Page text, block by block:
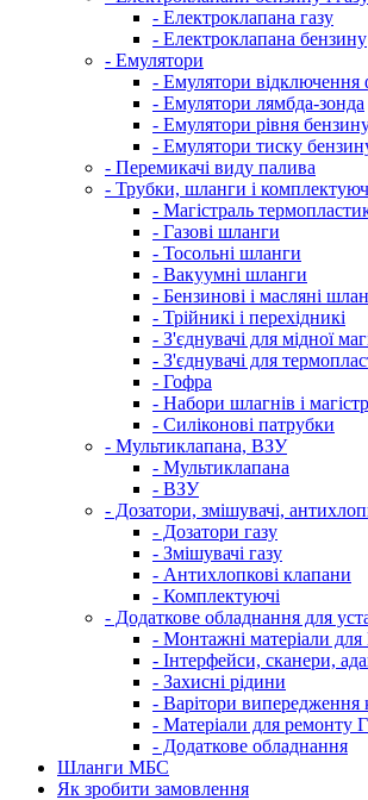
- Електроклапана газу
- Електроклапана бензину
- Емулятори
- Емулятори відключення
- Емулятори лямбда-зонда
- Емулятори рівня
- Емулятори тиску
- Перемикачі виду палива
- Трубки, шланги і
- Магістраль
- Газові шланги
- Тосольні шланги
- Вакуумні шланги
- Бензинові і масляні
- Трійникі і перехідникі
- З'єднувачі для мідної
- З'єднувачі для
- Гофра
- Набори шлагнів і
- Силіконові патрубки
- Мультиклапана, ВЗУ
- Мультиклапана
- ВЗУ
- Дозатори, змішувачі,
- Дозатори газу
- Змішувачі газу
- Антихлопкові клапани
- Комплектуючі
- Додаткове обладнання для
- Монтажні матеріали
- Інтерфейси, сканери,
- Захисні рідини
- Варітори випередження
- Матеріали для ремонту
- Додаткове обладнання
Шланги МБС
Як зробити замовлення